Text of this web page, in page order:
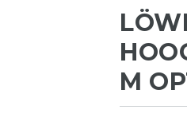
M